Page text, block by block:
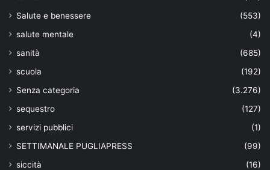
Salute e benessere
(553)
salute mentale
(4)
sanità
(685)
scuola
(192)
Senza categoria
(3.276)
sequestro
(127)
servizi pubblici
(1)
SETTIMANALE PUGLIAPRESS
(99)
siccità
(16)